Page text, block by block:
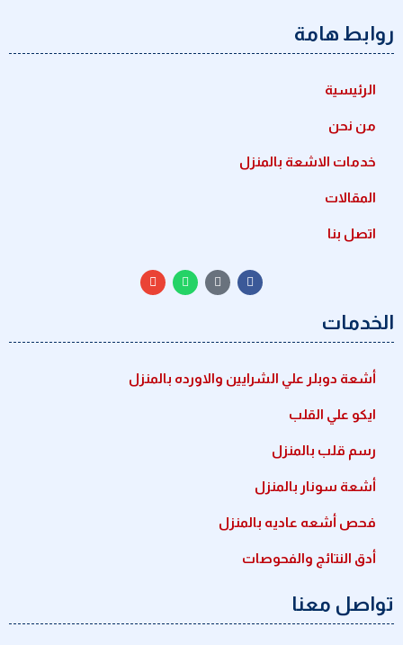
روابط هامة
الرئيسية
من نحن
خدمات الاشعة بالمنزل
المقالات
اتصل بنا
الخدمات
أشعة دوبلر علي الشرايين والاورده بالمنزل
ايكو علي القلب
رسم قلب بالمنزل
أشعة سونار بالمنزل
فحص أشعه عاديه بالمنزل
أدق النتائج والفحوصات
تواصل معنا